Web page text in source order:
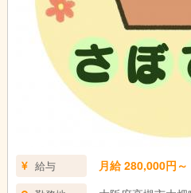
給与 月給 280,000円～